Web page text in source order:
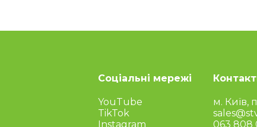
Соціальні мережі
YouTube
TikTok
Instagram
м. Київ,
063 808